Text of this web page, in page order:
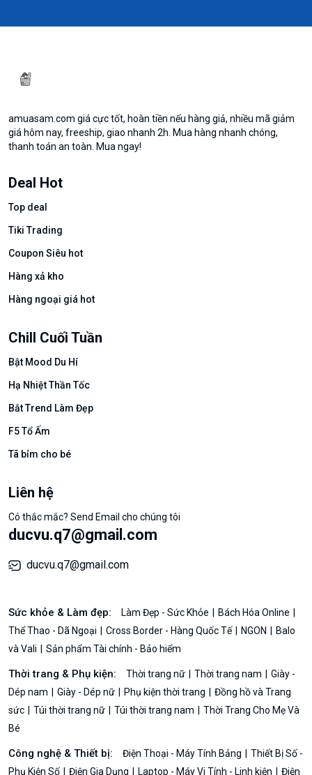
amuasam.com giá cực tốt, hoàn tiền nếu hàng giả, nhiều mã giảm
giá hôm nay, freeship, giao nhanh 2h. Mua hàng nhanh chóng,
thanh toán an toàn. Mua ngay!
Deal Hot
Top deal
Tiki Trading
Coupon Siêu hot
Hàng xả kho
Hàng ngoại giá hot
Chill Cuối Tuần
Bật Mood Du Hí
Hạ Nhiệt Thần Tốc
Bắt Trend Làm Đẹp
F5 Tổ Ấm
Tã bỉm cho bé
Liên hệ
Có thắc mắc? Send Email cho chúng tôi
ducvu.q7@gmail.com
ducvu.q7@gmail.com
Sức khỏe & Làm đẹp: Làm Đẹp - Sức Khỏe
Bách Hóa Online
Thể Thao - Dã Ngoại
Cross Border - Hàng Quốc Tế NGON
Balo
và Vali
Sản phẩm Tài chính - Bảo hiểm
Thời trang & Phụ kiện: Thời trang nữ Thời trang nam
Giày -
Dép nam
Giày - Dép nữ Phụ kiện thời trang
Đồng hồ và Trang
sức
Túi thời trang nữ Túi thời trang nam
Thời Trang Cho Mẹ Và
Bé
Công nghệ & Thiết bị: Điện Thoại - Máy Tính Bảng
Thiết Bị Số -
Phụ Kiện Số
Điện Gia Dụng Laptop - Máy Vi Tính - Linh kiện Điện